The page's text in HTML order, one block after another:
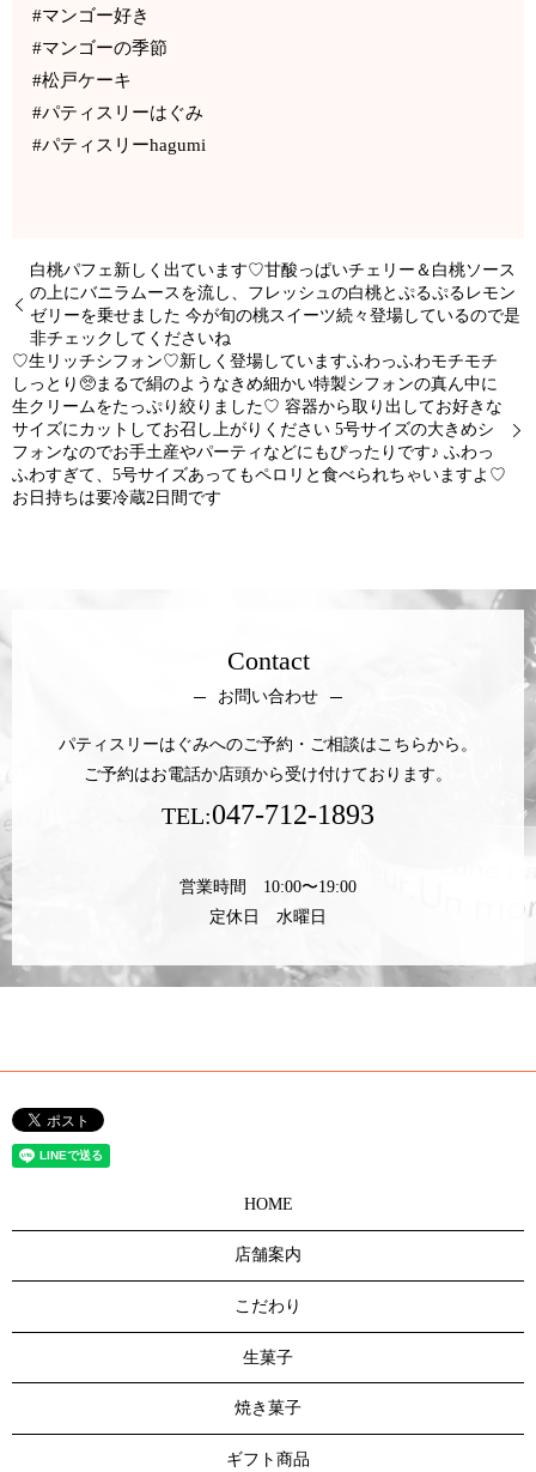
#マンゴー好き
#マンゴーの季節
#松戸ケーキ
#パティスリーはぐみ
#パティスリーhagumi
白桃パフェ新しく出ています♡甘酸っぱいチェリー＆白桃ソース
の上にバニラムースを流し、フレッシュの白桃とぷるぷるレモン
ゼリーを乗せました 今が旬の桃スイーツ続々登場しているので是
非チェックしてくださいね
♡生リッチシフォン♡新しく登場していますふわっふわモチモチ
しっとり🥺まるで絹のようなきめ細かい特製シフォンの真ん中に
生クリームをたっぷり絞りました♡ 容器から取り出してお好きな
サイズにカットしてお召し上がりください 5号サイズの大きめシ
フォンなのでお手土産やパーティなどにもぴったりです♪ ふわっ
ふわすぎて、5号サイズあってもペロリと食べられちゃいますよ♡
お日持ちは要冷蔵2日間です
Contact
お問い合わせ
パティスリーはぐみへのご予約・ご相談はこちらから。
ご予約はお電話か店頭から受け付けております。
TEL:047-712-1893
営業時間 10:00〜19:00
定休日 水曜日
HOME
店舗案内
こだわり
生菓子
焼き菓子
ギフト商品